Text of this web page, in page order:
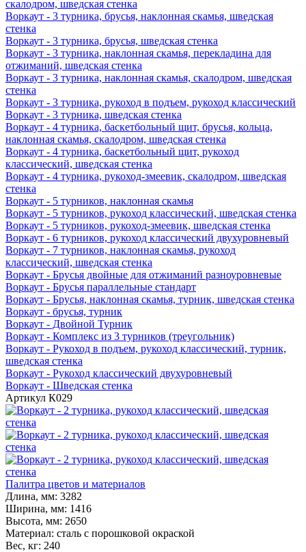
скалодром, шведская стенка
Воркаут - 3 турника, брусья, наклонная скамья, шведская
стенка
Воркаут - 3 турника, брусья, шведская стенка
Воркаут - 3 турника, наклонная скамья, перекладина для
отжиманий, шведская стенка
Воркаут - 3 турника, наклонная скамья, скалодром, шведская
стенка
Воркаут - 3 турника, рукоход в подъем, рукоход классический
Воркаут - 3 турника, шведская стенка
Воркаут - 4 турника, баскетбольный щит, брусья, кольца,
наклонная скамья, скалодром, шведская стенка
Воркаут - 4 турника, баскетбольный щит, рукоход
классический, шведская стенка
Воркаут - 4 турника, рукоход-змеевик, скалодром, шведская
стенка
Воркаут - 5 турников, наклонная скамья
Воркаут - 5 турников, рукоход классический, шведская стенка
Воркаут - 5 турников, рукоход-змеевик, шведская стенка
Воркаут - 6 турников, рукоход классический двухуровневый
Воркаут - 7 турников, наклонная скамья, рукоход
классический, шведская стенка
Воркаут - Брусья двойные для отжиманий разноуровневые
Воркаут - Брусья параллельные стандарт
Воркаут - Брусья, наклонная скамья, турник, шведская стенка
Воркаут - брусья, турник
Воркаут - Двойной Турник
Воркаут - Комплекс из 3 турников (треугольник)
Воркаут - Рукоход в подъем, рукоход классический, турник,
шведская стенка
Воркаут - Рукоход классический двухуровневый
Воркаут - Шведская стенка
Артикул К029
Палитра цветов и материалов
Длина, мм: 3282
Ширина, мм: 1416
Высота, мм: 2650
Материал: сталь с порошковой окраской
Вес, кг: 240